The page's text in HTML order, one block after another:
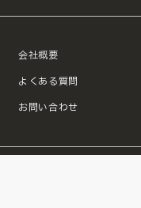
会社概要
よくある質問
お問い合わせ